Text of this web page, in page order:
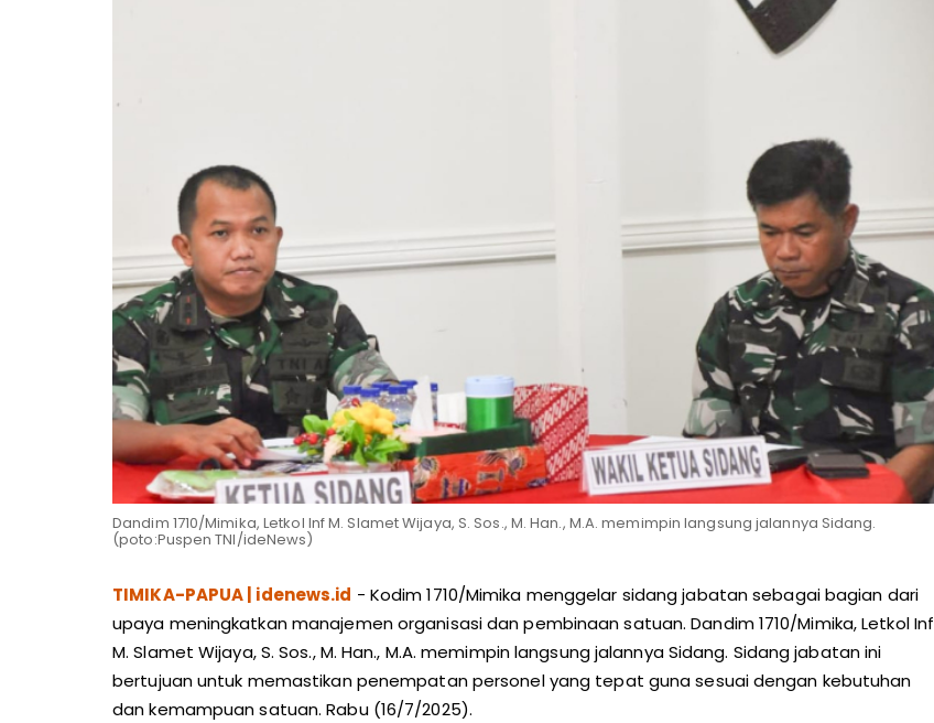
Dandim 1710/Mimika, Letkol Inf M. Slamet Wijaya, S. Sos., M. Han., M.A. memimpin langsung jalannya Sidang.
(poto:Puspen TNI/ideNews)
TIMIKA-PAPUA | idenews.id - Kodim 1710/Mimika menggelar sidang jabatan sebagai bagian dari
upaya meningkatkan manajemen organisasi dan pembinaan satuan. Dandim 1710/Mimika, Letkol Inf
M. Slamet Wijaya, S. Sos., M. Han., M.A. memimpin langsung jalannya Sidang. Sidang jabatan ini
bertujuan untuk memastikan penempatan personel yang tepat guna sesuai dengan kebutuhan
dan kemampuan satuan. Rabu (16/7/2025).